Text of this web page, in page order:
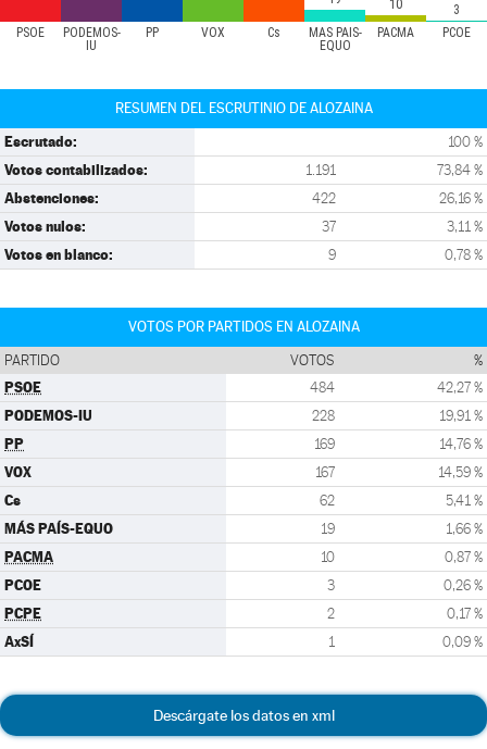
PSOE
PODEMOS-
IU
PP VOX Cs
MÁS PAÍS-
EQUO
PACMA PCOE
10 3
RESUMEN DEL ESCRUTINIO DE ALOZAINA
Escrutado: 100 %
Votos contabilizados: 1.191 73,84 %
Abstenciones: 422 26,16 %
Votos nulos: 37 3,11 %
Votos en blanco: 9 0,78 %
VOTOS POR PARTIDOS EN ALOZAINA
PARTIDO VOTOS %
PSOE 484 42,27 %
PODEMOS-IU 228 19,91 %
PP 169 14,76 %
VOX 167 14,59 %
Cs 62 5,41 %
MÁS PAÍS-EQUO 19 1,66 %
PACMA 10 0,87 %
PCOE 3 0,26 %
PCPE 2 0,17 %
AxSÍ 1 0,09 %
Descárgate los datos en xml